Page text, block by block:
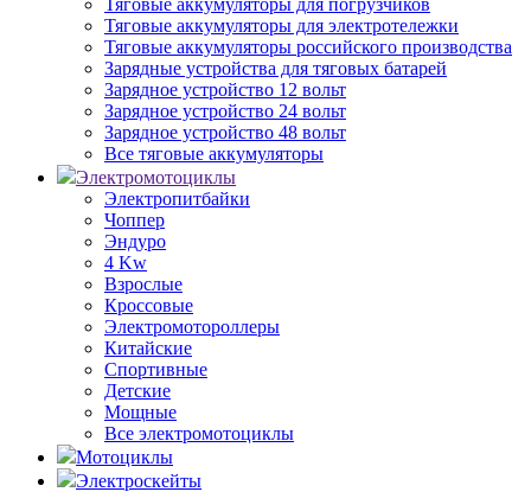
Тяговые аккумуляторы для погрузчиков
Тяговые аккумуляторы для электротележки
Тяговые аккумуляторы российского производства
Зарядные устройства для тяговых батарей
Зарядное устройство 12 вольт
Зарядное устройство 24 вольт
Зарядное устройство 48 вольт
Все тяговые аккумуляторы
Электромотоциклы
Электропитбайки
Чоппер
Эндуро
4 Kw
Взрослые
Кроссовые
Электромотороллеры
Китайские
Спортивные
Детские
Мощные
Все электромотоциклы
Мотоциклы
Электроскейты